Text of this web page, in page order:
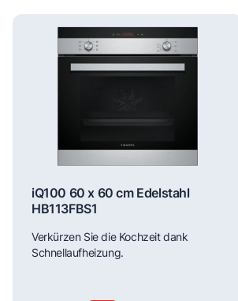
iQ100 60 x 60 cm Edelstahl
HB113FBS1
Verkürzen Sie die Kochzeit dank
Schnellaufheizung.